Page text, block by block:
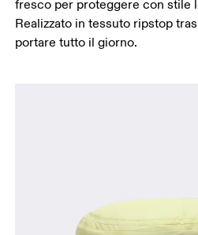
fresco per proteggere con stile
Realizzato in tessuto ripstop
portare tutto il giorno.